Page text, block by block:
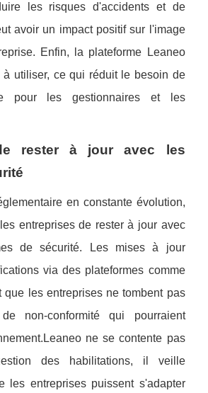
les risques d'accidents et de
avoir un impact positif sur l'image
Enfin, la plateforme Leaneo
utiliser, ce qui réduit le besoin de
pour les gestionnaires et les
rester à jour avec les
en constante évolution,
entreprises de rester à jour avec
de sécurité. Les mises à jour
via des plateformes comme
que les entreprises ne tombent pas
non-conformité qui pourraient
ne se contente pas
des habilitations, il veille
les entreprises puissent s'adapter